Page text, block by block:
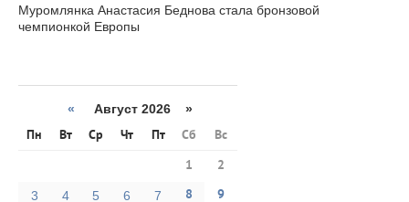
Муромлянка Анастасия Беднова стала бронзовой
чемпионкой Европы
« Август 2026 »
Пн Вт Ср Чт Пт Сб
Вс
1
2
3 4 5 6 7 8 9